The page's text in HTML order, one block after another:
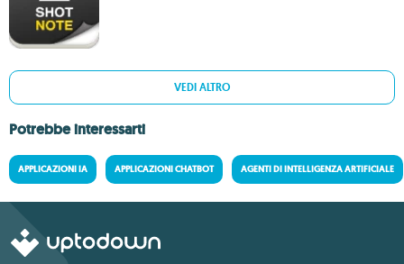
VEDI ALTRO
Potrebbe interessarti
APPLICAZIONI IA APPLICAZIONI CHATBOT AGENTI DI INTELLIGENZA ARTIFICIALE